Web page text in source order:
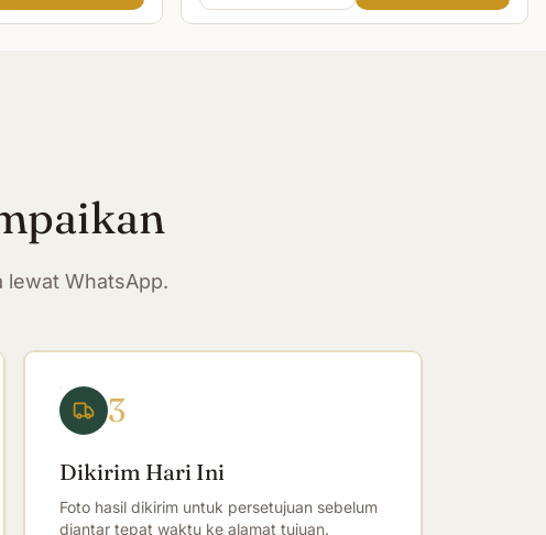
lewat WhatsApp.
3
Dikirim Hari Ini
Foto hasil dikirim untuk persetujuan sebelum
diantar tepat waktu ke alamat tujuan.